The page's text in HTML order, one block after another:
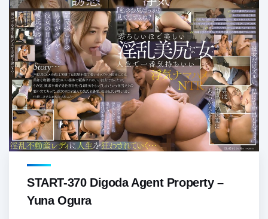
START-370 Digoda Agent Property –
Yuna Ogura